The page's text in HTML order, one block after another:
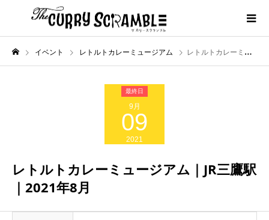
イベント レトルトカレーミュージアム レトルトカレーミュージアム｜JR三鷹駅｜2021年8月
9月
09
2021
レトルトカレーミュージアム｜JR三鷹駅
｜2021年8月